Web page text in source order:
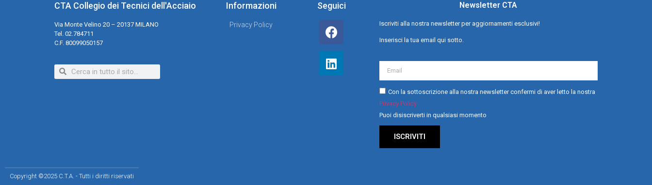
CTA Collegio dei Tecnici dell'Acciaio
Via Monte Velino 20 – 20137 MILANO
Tel. 02.784711
C.F. 80099050157
Informazioni
Privacy Policy
Seguici Newsletter CTA
Iscriviti alla nostra newsletter per aggiornamenti esclusivi!
Inserisci la tua email qui sotto.
Con la sottoscrizione alla nostra newsletter confermi di aver letto la nostra
Privacy Policy
Puoi disiscriverti in qualsiasi momento
ISCRIVITI
Copyright ©2025 C.T.A. - Tutti i diritti riservati